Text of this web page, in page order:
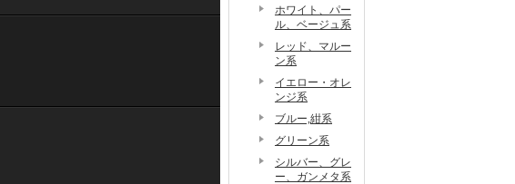
ホワイト、パー
ル、ベージュ系
レッド、マルー
ン系
イエロー・オレ
ンジ系
ブルー,紺系
グリーン系
シルバー、グレ
ー、ガンメタ系